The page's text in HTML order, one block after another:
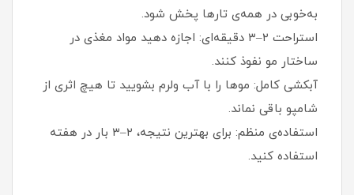
به‌خوبی در همه‌ی تارها پخش شود.
استراحت ۲–۳ دقیقه‌ای: اجازه دهید مواد مغذی در
ساختار مو نفوذ کنند.
آبکشی کامل: موها را با آب ولرم بشویید تا هیچ اثری از
شامپو باقی نماند.
استفاده‌ی منظم: برای بهترین نتیجه، ۲–۳ بار در هفته
استفاده کنید.